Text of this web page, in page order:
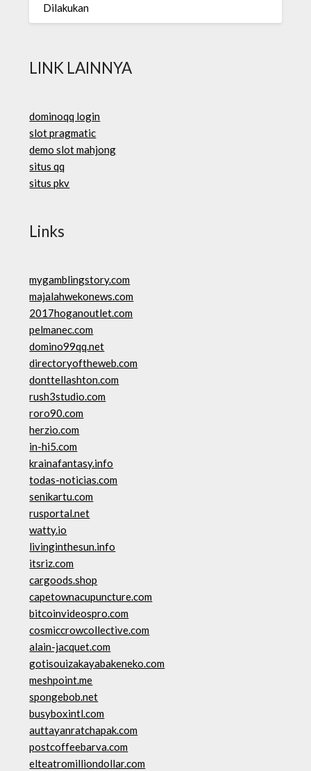
Dilakukan
LINK LAINNYA
dominoqq login
slot pragmatic
demo slot mahjong
situs qq
situs pkv
Links
mygamblingstory.com
majalahwekonews.com
2017hoganoutlet.com
pelmanec.com
domino99qq.net
directoryoftheweb.com
donttellashton.com
rush3studio.com
roro90.com
herzio.com
in-hi5.com
krainafantasy.info
todas-noticias.com
senikartu.com
rusportal.net
watty.io
livinginthesun.info
itsriz.com
cargoods.shop
capetownacupuncture.com
bitcoinvideospro.com
cosmiccrowcollective.com
alain-jacquet.com
gotisouizakayabakeneko.com
meshpoint.me
spongebob.net
busyboxintl.com
auttayanratchapak.com
postcoffeebarva.com
elteatromilliondollar.com